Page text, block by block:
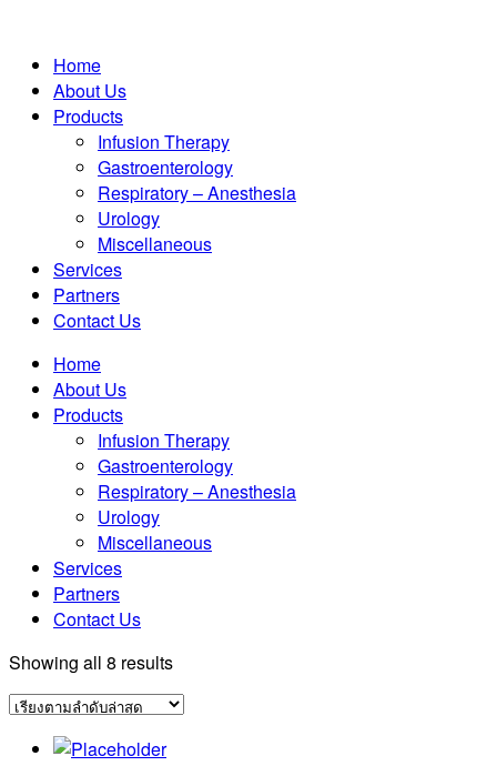
Home
About Us
Products
Infusion Therapy
Gastroenterology
Respiratory – Anesthesia
Urology
Miscellaneous
Services
Partners
Contact Us
Home
About Us
Products
Infusion Therapy
Gastroenterology
Respiratory – Anesthesia
Urology
Miscellaneous
Services
Partners
Contact Us
Showing all 8 resultsSorted
latest